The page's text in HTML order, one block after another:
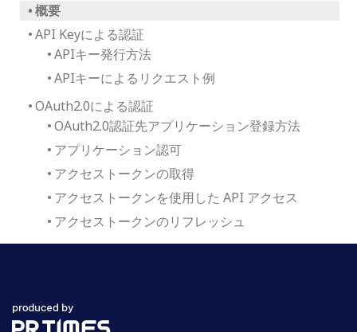
概要
API Keyによる認証
APIキー発行方法
APIキーによるリクエスト例
OAuth2.0による認証
OAuth2.0認証先アプリケーション登録方法
アプリケーション認可
アクセストークンの取得
アクセストークンを使用した API アクセス
アクセストークンのリフレッシュ